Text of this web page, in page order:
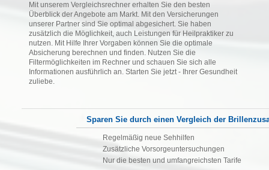
Mit unserem Vergleichsrechner erhalten Sie den besten
Überblick der Angebote am Markt. Mit den Versicherungen
unserer Partner sind Sie optimal abgesichert. Sie haben
zusätzlich die Möglichkeit, auch Leistungen für Heilpraktiker zu
nutzen. Mit Hilfe Ihrer Vorgaben können Sie die optimale
Absicherung berechnen und finden. Nutzen Sie die
Filtermöglichkeiten im Rechner und schauen Sie sich alle
Informationen ausführlich an. Starten Sie jetzt - Ihrer Gesundheit
zuliebe.
Sparen Sie durch einen Vergleich der
Regelmäßig neue Sehhilfen
Zusätzliche Vorsorgeuntersuchungen
Nur die besten und umfangreichsten Tarife